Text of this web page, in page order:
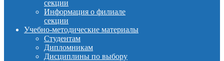
секции
Информация о филиале
секции
Учебно-методические материалы
Студентам
Дипломникам
Дисциплины по выбору